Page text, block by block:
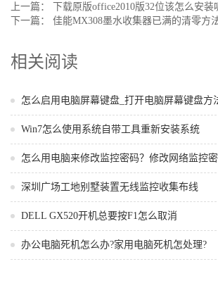
上一篇：
下载原版office2010版32位该怎么安装
下一篇： 佳能MX308墨水收集器已满的清零方
相关阅读
怎么启用电脑屏幕键盘_打开电脑屏幕键盘方
Win7怎么使用系统自带工具重新安装系统
怎么用电脑来修改​监控密码？修改网络监控
深圳广场工地别墅装置无线监控收集布线
DELL GX520开机总要按F1怎么取消
办公电脑死机怎么办?家用电脑死机怎处理?